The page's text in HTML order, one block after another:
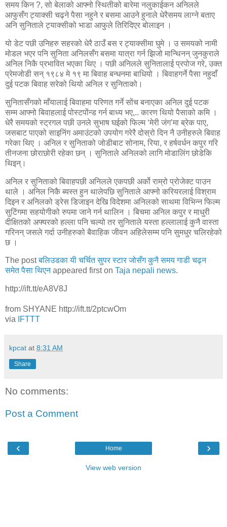
समय किन ?, सो बेलाको आफ्नो स्थितीको बारेमा नलुकाईकन अनिलले
आफुसँग ट्याक्सी चढ्ने पैसा नहुने र बसमा आउने हुनाले धेरैसमय लाग्ने बताए
अनि सुनिताले ट्याक्सीको भाडा आफुले तिरिदिएर बोलाइन ।
यो डेट पछी उनिहरु सहरको धेरै ठाउँ बस र ट्याक्सीमा घुमे । उ समयको नामी
मोडल भएर पनि सुनिता अनिलसँग बसमा यात्रा गर्न झिजो मान्थिनन् जुनकुराले
अनिल निकै प्रभावित भएका थिए । पछी अनिलले सुनितालाई प्रपोज गरे, उक्त
प्रेमजोडी सन् १९८४ मे १९ मा बिवाह बन्धनमा बाधियो । बिवाहगर्ने पैसा नहुदाँ
दुई पटक बिवाह सरेको थियो अनिल र सुनिताको।
सुनितासँगको माँयालाई बिवाहमा परिणत गर्ने सोंच बनाएका अनिल दुई पटक
सम्म आफ्नो बिवाहलाई पोस्टपोंन्ड गर्न बाध्य भए,.. कारण थियो पैसाको कमि ।
धेरै समयको स्ट्रगल पछी उनले सुभाष घईको फिल्म ‘मेरी जंग’मा ब्रेक पाए,
जसबाट पाएको साइनिंग अमाउंटको उपयोग गरेरै दोस्रो दिन नै उनीहरुले बिवाह
गरेका थिए । अनिल र सुनिताको जोडीबाट सोनाम, रिया, र हर्षवर्धन कपुर गरि
तीनजना छोराछोरी रहेका छन् । सुनिताले अनिलको लागि मोडालिंग छोडेकि
थिइन्।
अनिल र सुनिताको बिवाहपछी अनिलले एकपछी अर्को राम्रो प्रोजेक्ट पाउन
थाले । अनिल निकै ब्यस्त हुन थालेपछि सुनिताले आफ्नो करियरलाई विश्राम
दिइन र अनिलको ड्रेस डिजाइन देखि विदेशमा अनिलको साथमा विभिन्न फिल्म
सुटिंगमा सहयोगीको रुपमा जाने गर्न थालिन । बिचमा अनिल कपुर र माधुरी
दीक्षितको अफ्यरको हल्ला पनि चल्यो तर सुनिताले यस्ता हल्लालाई कुनै वास्ता
गरिनन् जसले गर्दा उनीहरुको बैवाहिक जीवन अहिलेसम्म पनि सुमधुर चलिरहेको
छ ।
The postबलिउडका यी चर्चित सुपर स्टार जोसँग कुनै समय गाडी चढ्न
समेत पैसा थिएनappeared first on Taja nepali news.
http://ift.tt/eA8V8J
from SHYANE http://ift.tt/2ptcwOm
via
IFTTT
kpcat at 8:31 AM
Share
No comments:
Post a Comment
‹ ›
Home
View web version